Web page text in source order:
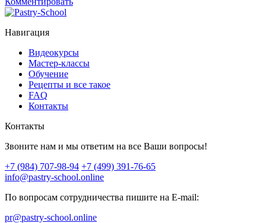
Навигация
Видеокурсы
Мастер-классы
Обучение
Рецепты и все такое
FAQ
Контакты
Контакты
Звоните нам и мы ответим на все Ваши вопросы!
+7 (984) 707-98-94 +7 (499) 391-76-65
info@pastry-school.online
По вопросам сотрудничества пишите на E-mail:
pr@pastry-school.online